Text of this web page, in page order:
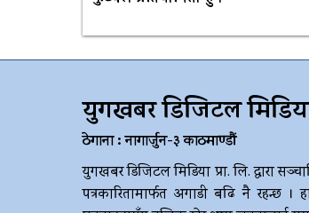
युगखबर डिजिटल
ठेगाना : नागार्जुन-३ काठमाण्डौं
युगखबर डिजिटल मिडिया प्रा. लि. द्धारा
पत्रकारितामार्फत अगाडी बढि नै रहन्छ